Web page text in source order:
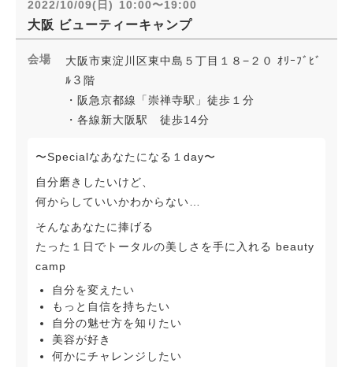
2022/10/09(日) 10:00〜19:00
大阪 ビューティーキャンプ
会場
大阪市東淀川区東中島５丁目１８−２０ ｵﾘｰﾌﾞﾋﾞ
ﾙ３階
・阪急京都線「崇禅寺駅」徒歩１分
・各線新大阪駅 徒歩14分
〜Specialなあなたになる１day〜
自分磨きしたいけど、
何からしていいかわからない…
そんなあなたに捧げる
たった１日でトータルの美しさを手に入れる beauty
camp
自分を変えたい
もっと自信を持ちたい
自分の魅せ方を知りたい
美容が好き
何かにチャレンジしたい